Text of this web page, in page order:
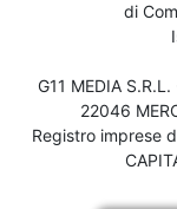
di
G11 MEDIA
22046
Registro imprese